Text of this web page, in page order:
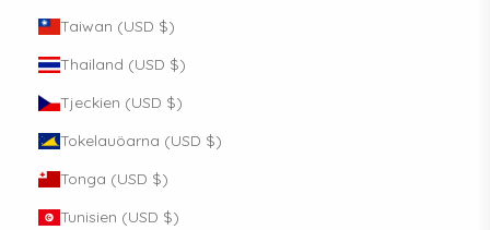
Taiwan (USD $)
Thailand (USD $)
Tjeckien (USD $)
Tokelauöarna (USD $)
Tonga (USD $)
Tunisien (USD $)